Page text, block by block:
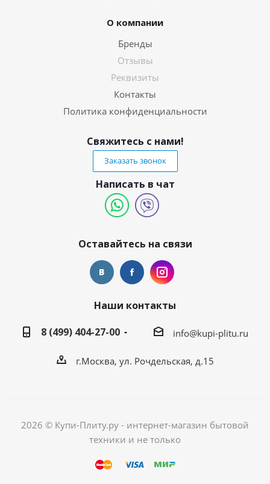
О компании
Бренды
Отзывы
Реквизиты
Контакты
Политика конфиденциальности
Свяжитесь с нами!
Заказать звонок
Написать в чат
Оставайтесь на связи
Наши контакты
8 (499) 404-27-00
info@kupi-plitu.ru
г.Москва, ул. Рочдельская, д.15
2026 © Купи-Плиту.ру - интернет-магазин бытовой
техники и не только